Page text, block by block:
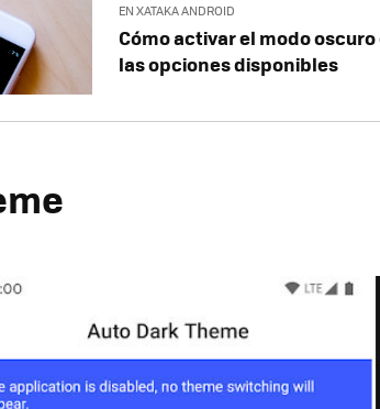
EN XATAKA ANDROID
Cómo activar el modo
las opciones disponibles